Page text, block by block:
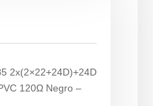
2x(2×22+24D)+24D
120Ω Negro –